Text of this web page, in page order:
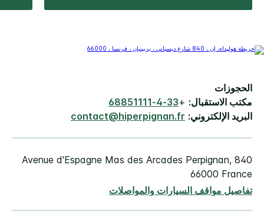
الحجوزات
مكتب الاستقبال: +
33-4-68851111
البريد الإلكتروني: contact@hiperpignan.fr
840 Avenue d'Espagne Mas des Arcades Perpignan,
66000 France
تفاصيل مواقف السيارات والمواصلات